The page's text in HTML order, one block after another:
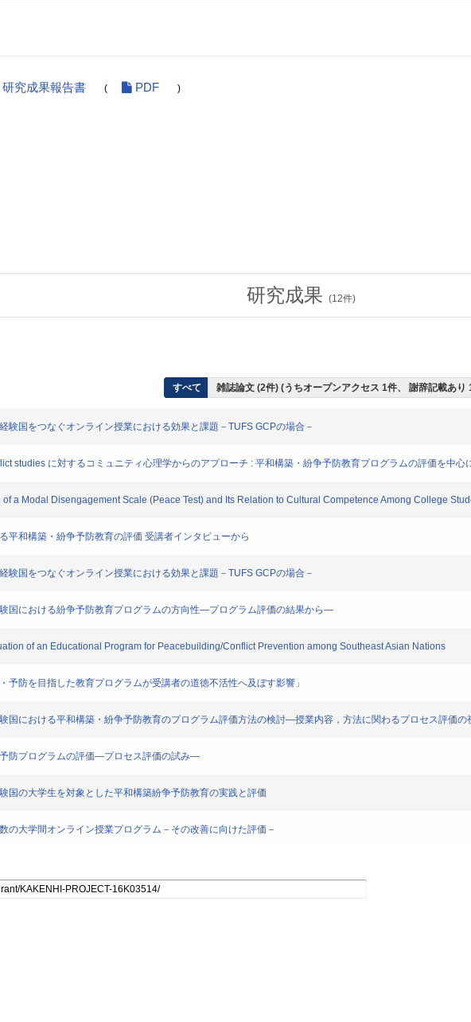
研究成果報告書 ( PDF )
研究成果 (12件)
すべて 雑誌論文 (2件) (うちオープンアクセス 1件、 謝辞記載あり
験国をつなぐオンライン授業における効果と課題－TUFS GCPの場合－
studies に対するコミュニティ心理学からのアプローチ : 平和構築・紛争予防教育プログラムの評価を中心
of a Modal Disengagement Scale (Peace Test) and Its Relation to Cultural Competence Among College
平和構築・紛争予防教育の評価 受講者インタビューから
験国をつなぐオンライン授業における効果と課題－TUFS GCPの場合－
国における紛争予防教育プログラムの方向性―プログラム評価の結果から―
of an Educational Program for Peacebuilding/Conflict Prevention among Southeast Asian Nations
予防を目指した教育プログラムが受講者の道徳不活性へ及ぼす影響」
国における平和構築・紛争予防教育のプログラム評価方法の検討―授業内容，方法に関わるプロセス評価
防プログラムの評価―プロセス評価の試み―
国の大学生を対象とした平和構築紛争予防教育の実践と評価
の大学間オンライン授業プログラム－その改善に向けた評価－